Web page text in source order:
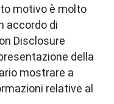
motivo è molto
accordo di
Disclosure
della
mostrare a
relative al